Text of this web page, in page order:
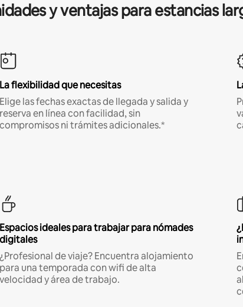
y ventajas para estancias
La flexibilidad que necesitas
Elige las fechas exactas de llegada y salida y
reserva en línea con facilidad, sin
compromisos ni trámites adicionales.*
Espacios ideales para trabajar para nómades
digitales
¿Profesional de viaje? Encuentra alojamiento
para una temporada con wifi de alta
velocidad y área de trabajo.